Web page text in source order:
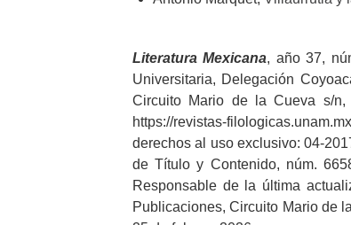
Literatura Mexicana, año 37,
Universitaria, Delegación
Circuito Mario de la Cueva s/n,
https://revistas-
derechos al uso exclusivo: 04-
de Título y Contenido, núm.
Responsable de la última
Publicaciones, Circuito Mario de